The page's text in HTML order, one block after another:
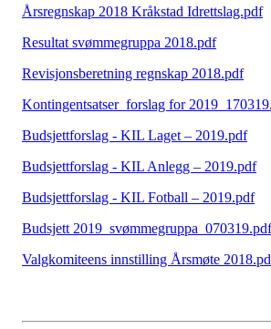
Årsregnskap 2018 Kråkstad Idrettslag.pdf
Resultat svømmegruppa 2018.pdf
Revisjonsberetning regnskap 2018.pdf
Kontingentsatser_forslag for
Budsjettforslag - KIL Laget – 2019.pdf
Budsjettforslag - KIL Anlegg – 2019.pdf
Budsjettforslag - KIL Fotball – 2019.pdf
Budsjett 2019_svømmegruppa_070319.pdf
Valgkomiteens innstilling Årsmøte